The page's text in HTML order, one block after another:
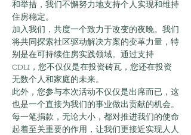
和举措，我们不懈努力地支持个人实现和维持
住房稳定。
加入我们，共度一个致力于改变的夜晚。我们
将共同探索社区驱动解决方案的变革力量，特
别是在可持续住房实践领域。通过支持
CDLI，您不仅仅是在投资砖瓦，您还在投资
无数个人和家庭的未来。
此外，您参与本次活动不仅仅是出席而已，这
也是一个直接为我们的事业做出贡献的机会。
每一笔捐款，无论大小，都对推进我们的使命
起着至关重要的作用，让我们更接近实现人人